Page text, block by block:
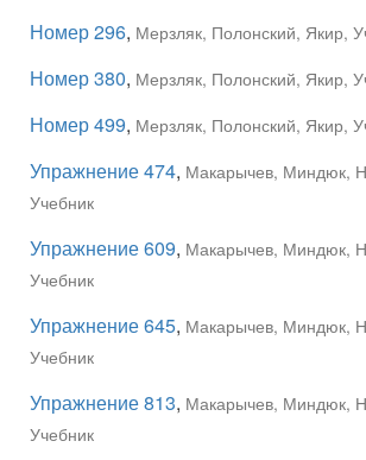
Номер 296, Мерзляк, Полонский, Якир,
Номер 380, Мерзляк, Полонский, Якир,
Номер 499, Мерзляк, Полонский, Якир,
Упражнение 474, Макарычев, Миндюк,
Учебник
Упражнение 609, Макарычев, Миндюк,
Учебник
Упражнение 645, Макарычев, Миндюк,
Учебник
Упражнение 813, Макарычев, Миндюк,
Учебник